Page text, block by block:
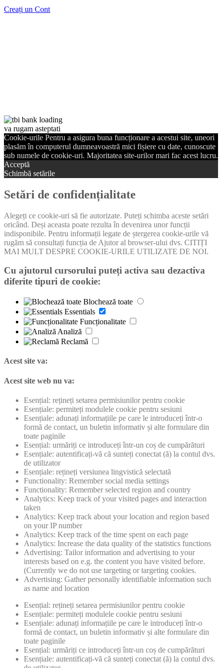
Creați un Cont
va rugam asteptati
Cookie-urile Pentru a asigura buna funcționare a acestui site, uneori
plasăm în computerul dumneavoastră mici fișiere cu date, cunoscute
sub numele de cookie-uri. Majoritatea site-urilor mari fac acest lucru.
Acceptă
Schimbă setările
Setări de confidențialitate
Alegeți ce cookie-uri să fie autorizate. Puteți schimba aceste setări
oricând. Deși aceasta poate rezulta în devenirea unor funcții
indisponibile. Pentru informații legate de ștergerea cookie-urile vă
rugăm să consultați funcția de Ajutor al browser-ului dvs. CITIȚI
MAI MULT DESPRE COOKIE-URILE UTILIZATE DE NOI.
Cu ajutorul cursorului puteți activa sau dezactiva
diferite tipuri de cookie:
Blochează toate
Essentials
Funcționalitate
Analiză
Reclamă
Acest site va:
Acest site web nu va:
Esențial: rețineți setarea permisiunilor pentru cookie
Esențiale: permiteți modulele cookie pentru sesiuni
Esențiale: adunați informațiile pe care le introduceți într-o
formă de contact, un buletin informativ și alte formulare din
toate paginile
Esențial: urmăriți ce introduceți într-un coș de cumpărături
Esențiale: autentificați-vă că sunteți conectat (ă) la contul dvs.
de utilizator
Esențiale: rețineți versiunea lingvistică selectată
Functionality: Remember social media settings
Functionality: Remember selected region and country
Analytics: Keep track of your visited pages and interaction
taken
Analytics: Keep track about your location and region based
on your IP number
Analytics: Keep track of the time spent on each page
Analytics: Increase the data quality of the statistics functions
Advertising: Tailor information and advertising to your
interests based on e.g. the content you have visited before.
(Currently we do not use targeting or targeting cookies.
Advertising: Gather personally identifiable information such
as name and location
Esențial: rețineți setarea permisiunilor pentru cookie
Esențiale: permiteți modulele cookie pentru sesiuni
Esențiale: adunați informațiile pe care le introduceți într-o
formă de contact, un buletin informativ și alte formulare din
toate paginile
Esențial: urmăriți ce introduceți într-un coș de cumpărături
Esențiale: autentificați-vă că sunteți conectat (ă) la contul dvs.